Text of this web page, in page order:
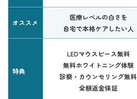
オススメ
医療レベルの白さを
自宅で本格ケアしたい人
特典
LEDマウスピース無料
無料ホワイトニング体験
診察・カウンセリング無料
全額返金保証